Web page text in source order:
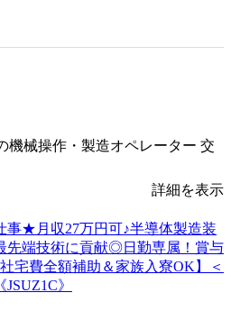
機械操作・製造オペレーター 交
詳細を表示